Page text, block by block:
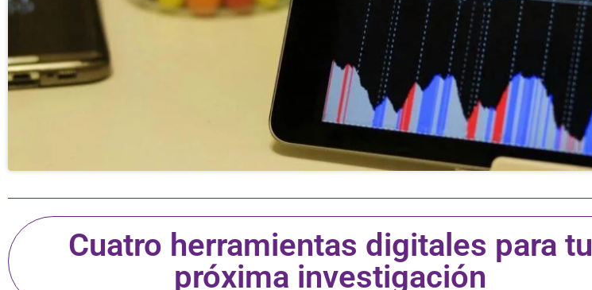
Cuatro herramientas digitales para tu
próxima investigación